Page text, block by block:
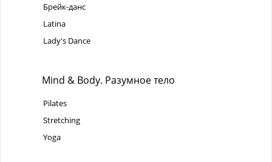
Брейк-данс
Latina
Lady's Dance
Mind & Body. Разумное тело
Pilates
Stretching
Yoga